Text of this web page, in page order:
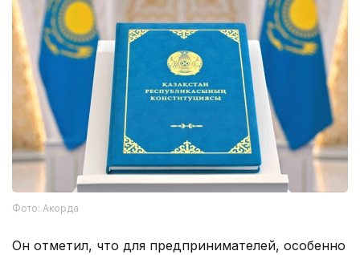
Фото: Акорда
Он отметил, что для предпринимателей, особенно